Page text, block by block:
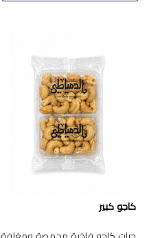
كاجو كبير